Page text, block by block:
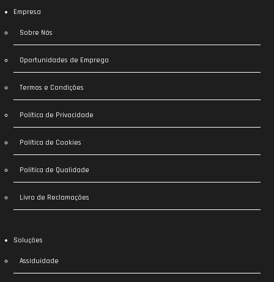
Empresa
Sobre Nós
Oportunidades de Emprego
Termos e Condições
Política de Privacidade
Política de Cookies
Política de Qualidade
Livro de Reclamações
Soluções
Assiduidade